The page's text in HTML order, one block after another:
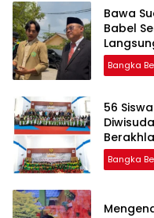
‎Bawa
Babel
Bangka
‎56
Bangka